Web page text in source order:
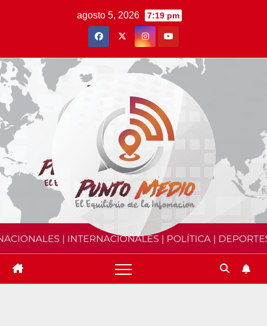
agosto 5, 2026 7:19 pm